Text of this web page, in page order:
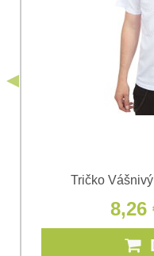
Ochrany
Tričko
8,26